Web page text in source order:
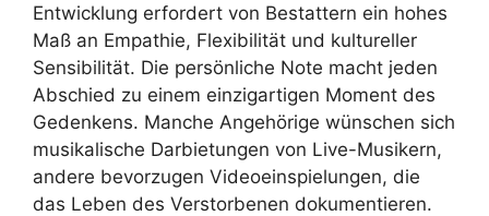
Entwicklung erfordert von Bestattern ein hohes
Maß an Empathie, Flexibilität und kultureller
Sensibilität. Die persönliche Note macht jeden
Abschied zu einem einzigartigen Moment des
Gedenkens. Manche Angehörige wünschen sich
musikalische Darbietungen von Live-Musikern,
andere bevorzugen Videoeinspielungen, die
das Leben des Verstorbenen dokumentieren.